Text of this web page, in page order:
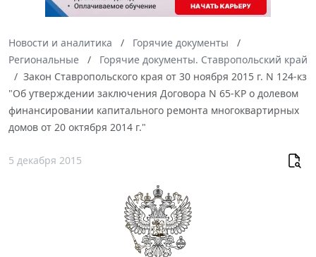
Новости и аналитика
Горячие документы
Региональные
Горячие документы. Ставропольский край
Закон Ставропольского края от 30 ноября 2015 г. N 124-кз
"Об утверждении заключения Договора N 65-КР о долевом
финансировании капитального ремонта многоквартирных
домов от 20 октября 2014 г."
5 декабря 2015